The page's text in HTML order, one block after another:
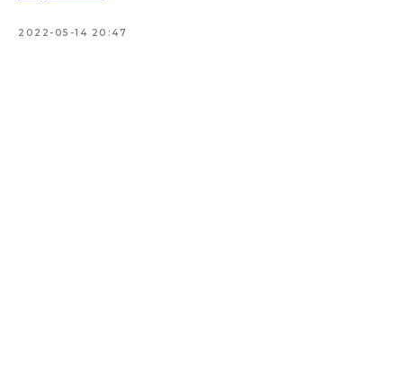
2022-05-14 20:47